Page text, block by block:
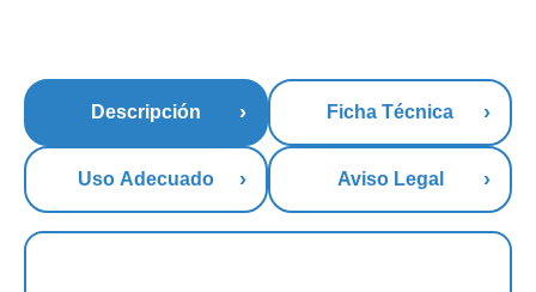
Descripción Ficha Técnica
Uso Adecuado Aviso Legal